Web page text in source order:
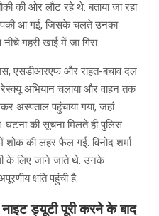
की ओर लौट रहे थे. बताया जा रहा
आ गई, जिसके चलते उनका
गहरी खाई में जा गिरा.
एसडीआरएफ और राहत-बचाव दल
अभियान चलाया और वाहन तक
अस्पताल पहुंचाया गया, जहां
घटना की सूचना मिलते ही पुलिस
शोक की लहर फैल गई. विनोद शर्मा
के लिए जाने जाते थे. उनके
क्षति पहुंची है.
नाइट ड्यूटी पूरी करने के बाद